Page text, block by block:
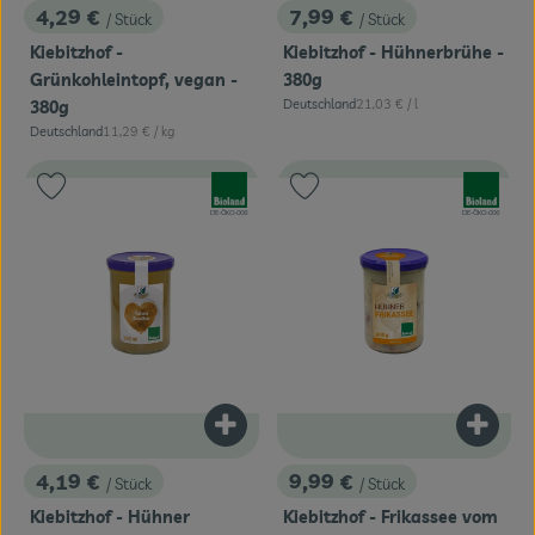
, Preis:
4,29 € / Stück
Kiebitzhof -
Grünkohleintopf, vegan -
380g
, Herkunft:
Deutschland, Referenzpreis:
11,29 € / kg
, Preis:
7,99 € / Stück
Kiebitzhof - Hühnerbrühe -
380g
, Herkunft:
Deutschland, Referenzpreis:
21,03 € / l
, Preis:
4,19 € / Stück
Kiebitzhof - Hühner
Produkt zum Warenkorb hinzufügen
, Kontrollstelle:
DE-ÖKO-006
Produkt zu Favouriten hinzufügen
, Preis:
9,99 € / Stück
Kiebitzhof - Frikassee vom
, Kontrollstelle:
DE-ÖKO-006
Produkt zu Favouriten hinzufügen